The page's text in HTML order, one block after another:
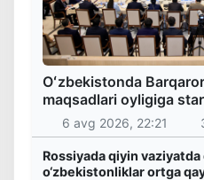
Oʻzbekistonda
maqsadlari oyligiga
6 avg 2026, 22:21
Rossiyada qiyin
o‘zbekistonliklar ortga